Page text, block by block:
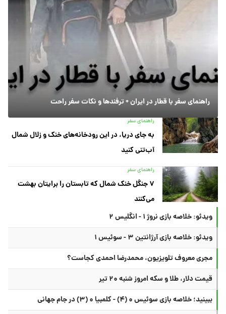
راهنمای سفر با قطار در ایران + ترفندها و نکات سفر راحت
راهنمای سفر
به جای دریا، در این رودخانه‌های خنک و زلال شمال
آب‌تنی کنید
راهنمای سفر
۷ جنگل خنک شمال که تابستان را برایتان بهشت
می‌کنند
ویدئو: خلاصه بازی نروژ ۱ - انگلیس ۲
ویدئو: خلاصه بازی آرژانتین ۳ - سوئیس ۱
مجری معروف تلویزیون، محمدرضا احمدی کجاست؟
قیمت دلار، طلا و سکه امروز شنبه ۲۰ تیر
ببینید؛ خلاصه بازی سوئیس ۰ (۴) - کلمبیا ۰ (۳) در جام جهانی